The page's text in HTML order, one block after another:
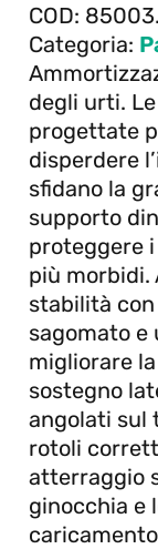
COD:
Categoria:
degli urti.
progettate
disperdere
sfidano la
supporto
proteggere
più
stabilità
sagomato e
migliorare
sostegno
angolati sul
rotoli
atterraggio
ginocchia e